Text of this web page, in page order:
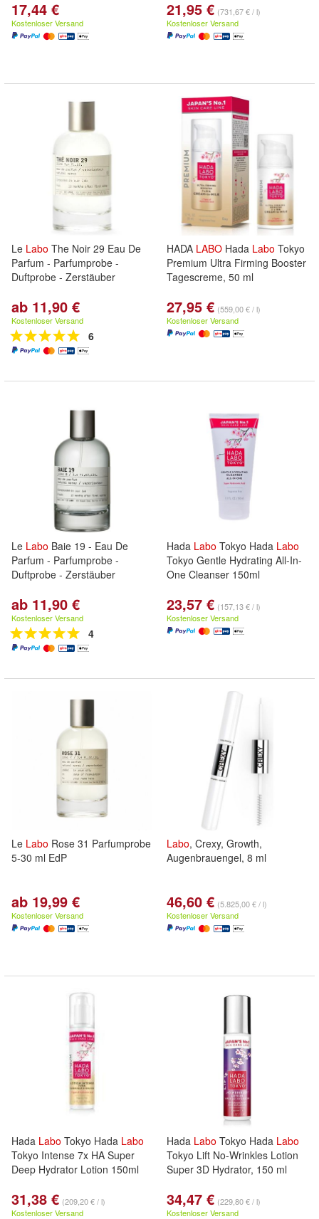
17,44 €
Kostenloser Versand
21,95 € (731,67 € / l)
Kostenloser Versand
Le Labo The Noir 29 Eau De
Parfum - Parfumprobe -
Duftprobe - Zerstäuber
ab 11,90 €
Kostenloser Versand
6
HADA LABO Hada Labo Tokyo
Premium Ultra Firming Booster
Tagescreme, 50 ml
27,95 € (559,00 € / l)
Kostenloser Versand
Le Labo Baie 19 - Eau De
Parfum - Parfumprobe -
Duftprobe - Zerstäuber
ab 11,90 €
Kostenloser Versand
4
Hada Labo Tokyo Hada Labo
Tokyo Gentle Hydrating All-In-
One Cleanser 150ml
23,57 € (157,13 € / l)
Kostenloser Versand
Le Labo Rose 31 Parfumprobe
5-30 ml EdP
ab 19,99 €
Kostenloser Versand
Labo, Crexy, Growth,
Augenbrauengel, 8 ml
46,60 € (5.825,00 € / l)
Kostenloser Versand
Hada Labo Tokyo Hada Labo
Tokyo Intense 7x HA Super
Deep Hydrator Lotion 150ml
31,38 € (209,20 € / l)
Kostenloser Versand
Hada Labo Tokyo Hada Labo
Tokyo Lift No-Wrinkles Lotion
Super 3D Hydrator, 150 ml
34,47 € (229,80 € / l)
Kostenloser Versand